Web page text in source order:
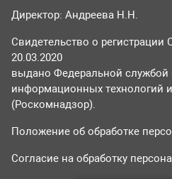
Директор: Андреева Н.Н.
Свидетельство о
20.03.2020
выдано Федеральной службой
информационных технологий
(Роскомнадзор).
Положение об обработке
Согласие на обработку